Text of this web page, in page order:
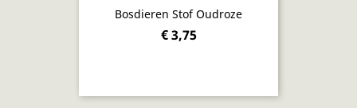
Bosdieren Stof Oudroze
€ 3,75